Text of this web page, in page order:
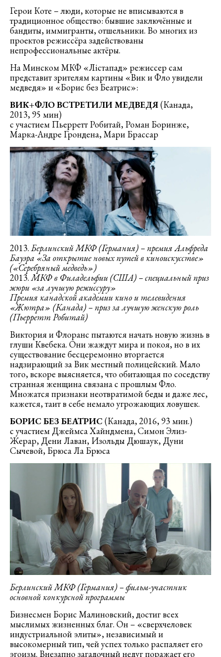
Герои Коте – люди, которые не вписываются в
традиционное общество: бывшие заключённые и
бандиты, иммигранты, отшельники. Во многих из
проектов режиссёра задействованы
непрофессиональные актёры.
На Минском МКФ «Лістапад» режиссер сам
представит зрителям картины «Вик и Фло увидели
медведя» и «Борис без Беатрис»:
ВИК+ФЛО ВСТРЕТИЛИ МЕДВЕДЯ(Канада,
2013, 95 мин)
с участием Пьерретт Робитай, Роман Боринже,
Марка-Андре Грондена, Мари Брассар
2013.Берлинский МКФ (Германия) – премия Альфреда
Бауэра «За открытие новых путей в киноискусстве»
(«Серебряный медведь»)
2013.МКФ в Филадельфии (США) – специальный приз
жюри «за лучшую режиссуру»
Премия канадской академии кино и телевидения
«Жютра» (Канада) – приз за лучшую женскую роль
(Пьерретт Робитай)
Виктория и Флоранс пытаются начать новую жизнь в
глуши Квебека. Они жаждут мира и покоя, но в их
существование бесцеремонно вторгается
надзирающий за Вик местный полицейский. Мало
того, вскоре выясняется, что обитающая по соседству
странная женщина связана с прошлым Фло.
Множатся признаки неотвратимой беды и даже лес,
кажется, таит в себе немало угрожающих ловушек.
БОРИС БЕЗ БЕАТРИС (Канада, 2016, 93 мин.)
с участием Джеймса Хайндмена, Симон Элиз-
Жерар, Дени Лаван, Изольды Дюшаук, Дуни
Сычевой, Брюса Ла Брюса
Берлинский МКФ (Германия) – фильм-участник
основной конкурсной программы
Бизнесмен Борис Малиновский, достиг всех
мыслимых жизненных благ. Он – «сверхчеловек
индустриальной элиты», независимый и
высокомерный тип, чей успех только распаляет его
эгоизм. Внезапно загадочный недуг поражает его